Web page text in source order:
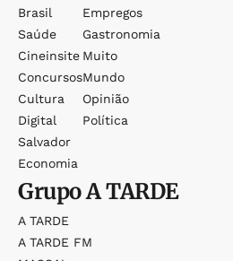
Brasil
Saúde
Cineinsite
Concursos
Cultura
Digital
Salvador
Economia
Empregos
Gastronomia
Muito
Mundo
Opinião
Política
GrupoA TARDE
A TARDE
A TARDE FM